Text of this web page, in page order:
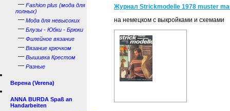
— Fashion plus (мода для
полных)
— Мода для невысоких
— Блузы - Юбки - Брюки
— Филейное вязание
— Вязание крючком
— Вышивка Крестом
— Разные
Верена (Verena)
ANNA BURDA Spaß an
Handarbeiten
Журнал Strickmodelle 1978 muster
на немецком с выкройками и схемами